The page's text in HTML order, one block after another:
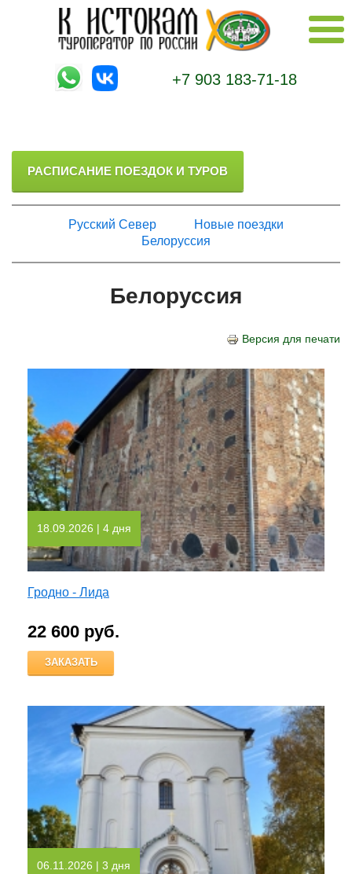
+7 903 183-71-18
РАСПИСАНИЕ ПОЕЗДОК И ТУРОВ
Русский Север
Новые поездки
Белоруссия
Белоруссия
Версия для печати
18.09.2026 | 4 дня
Гродно - Лида
22 600 руб.
ЗАКАЗАТЬ
06.11.2026 | 3 дня